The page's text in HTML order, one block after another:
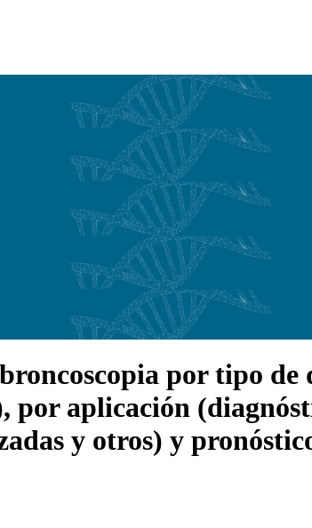
por tipo
aplicación
y otros) y